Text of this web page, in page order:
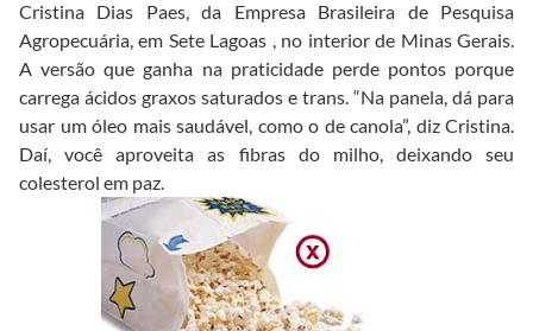
Cristina Dias Paes, da Empresa Brasileira de Pesquisa
Agropecuária, em Sete Lagoas , no interior de Minas Gerais.
A versão que ganha na praticidade perde pontos porque
carrega ácidos graxos saturados e trans. “Na panela, dá para
usar um óleo mais saudável, como o de canola”, diz Cristina.
Daí, você aproveita as fibras do milho, deixando seu
colesterol em paz.